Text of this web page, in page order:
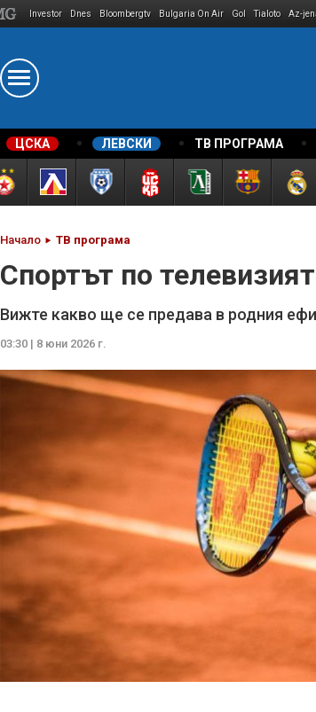
Investor Dnes Bloombergtv Bulgaria On Air Gol Tialoto Az-
ЦСКА ЛЕВСКИ ТВ ПРОГРАМА
Начало ТВ програма
Спортът по
Вижте какво ще се предава в родния
03:30 | 8 юни 2026 г.